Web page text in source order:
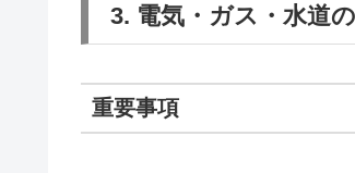
3. 電気・ガス・水道
重要事項